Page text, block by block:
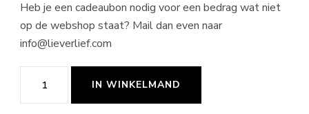
Heb je een cadeaubon nodig voor een bedrag wat niet
op de webshop staat? Mail dan even naar
info@lieverlief.com
Cadeaubon
20
IN WINKELMAND